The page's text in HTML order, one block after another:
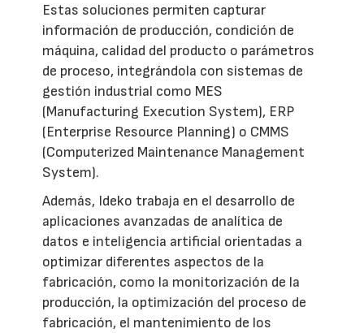
Estas soluciones permiten capturar
información de producción, condición de
máquina, calidad del producto o parámetros
de proceso, integrándola con sistemas de
gestión industrial como MES
(Manufacturing Execution System), ERP
(Enterprise Resource Planning) o CMMS
(Computerized Maintenance Management
System).
Además, Ideko trabaja en el desarrollo de
aplicaciones avanzadas de analítica de
datos e inteligencia artificial orientadas a
optimizar diferentes aspectos de la
fabricación, como la monitorización de la
producción, la optimización del proceso de
fabricación, el mantenimiento de los